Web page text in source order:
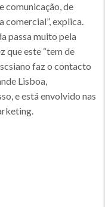
comunicação, de
comercial”, explica.
passa muito pela
que este “tem de
faz o contacto
Lisboa,
e está envolvido nas